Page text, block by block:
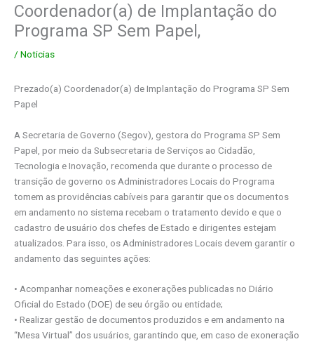
Coordenador(a) de Implantação do
Programa SP Sem Papel,
/ Noticias
Prezado(a) Coordenador(a) de Implantação do Programa SP Sem
Papel
A Secretaria de Governo (Segov), gestora do Programa SP Sem
Papel, por meio da Subsecretaria de Serviços ao Cidadão,
Tecnologia e Inovação, recomenda que durante o processo de
transição de governo os Administradores Locais do Programa
tomem as providências cabíveis para garantir que os documentos
em andamento no sistema recebam o tratamento devido e que o
cadastro de usuário dos chefes de Estado e dirigentes estejam
atualizados. Para isso, os Administradores Locais devem garantir o
andamento das seguintes ações:
• Acompanhar nomeações e exonerações publicadas no Diário
Oficial do Estado (DOE) de seu órgão ou entidade;
• Realizar gestão de documentos produzidos e em andamento na
“Mesa Virtual” dos usuários, garantindo que, em caso de exoneração